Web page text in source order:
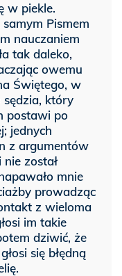
w piekle.
Pismem
nauczaniem
tak daleko,
owemu
Świętego, w
który
postawi po
jednych
z argumentów
nie został
mnie
prowadząc
z wieloma
im takie
dziwić, że
się błędną